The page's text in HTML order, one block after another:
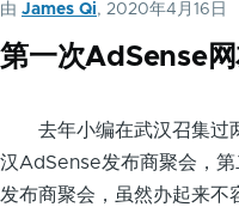
由 James Qi, 2020年4月16日
第一次AdSense网
去年小编在武汉召集过
汉AdSense发布商聚会，
发布商聚会，虽然办起来不